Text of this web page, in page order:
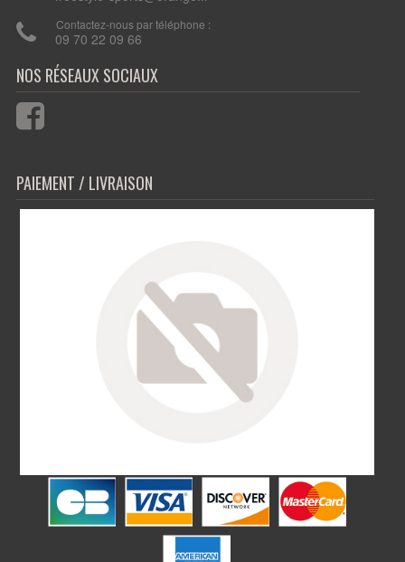
Contactez-nous par téléphone :
09 70 22 09 66
PAIEMENT / LIVRAISON